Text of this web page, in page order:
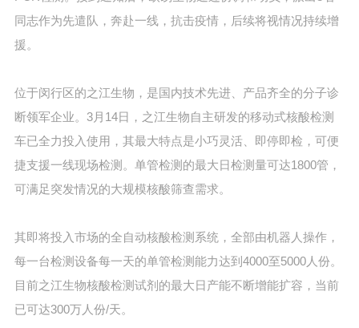
同志作为先遣队，奔赴一线，抗击疫情，后续将视情况持续增
援。
位于闵行区的之江生物，是国内技术先进、产品齐全的分子诊
断领军企业。3月14日，之江生物自主研发的移动式核酸检测
车已全力投入使用，其最大特点是小巧灵活、即停即检，可便
捷支援一线现场检测。单管检测的最大日检测量可达1800管，
可满足突发情况的大规模核酸筛查需求。
其即将投入市场的全自动核酸检测系统，全部由机器人操作，
每一台检测设备每一天的单管检测能力达到4000至5000人份。
目前之江生物核酸检测试剂的最大日产能不断增能扩容，当前
已可达300万人份/天。